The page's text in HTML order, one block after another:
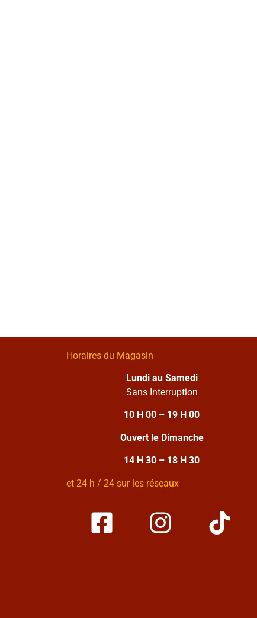
Horaires du Magasin
Lundi au Samedi
Sans Interruption
10 H 00 – 19 H 00
Ouvert le Dimanche
14 H 30 – 18 H 30
et 24 h / 24 sur les réseaux